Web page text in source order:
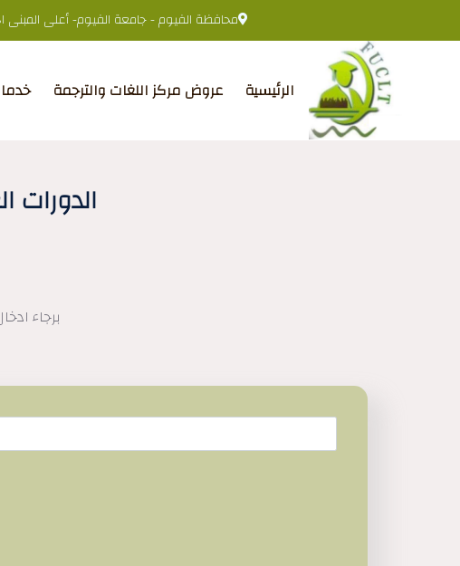
محافظة الفيوم - جامعة الفيوم- أعلى المبنى
الرئيسية عروض مركز اللغات والترجمة
الدورات
برجاء